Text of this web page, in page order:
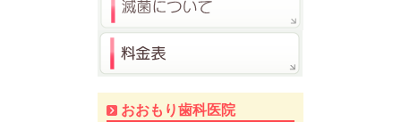
おおもり歯科医院